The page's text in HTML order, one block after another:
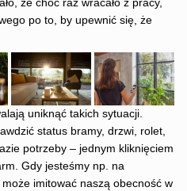
że choć raz wracało z pracy,
po to, by upewnić się, że
uniknąć takich sytuacji.
status bramy, drzwi, rolet,
potrzeby – jednym kliknięciem
Gdy jesteśmy np. na
imitować naszą obecność w